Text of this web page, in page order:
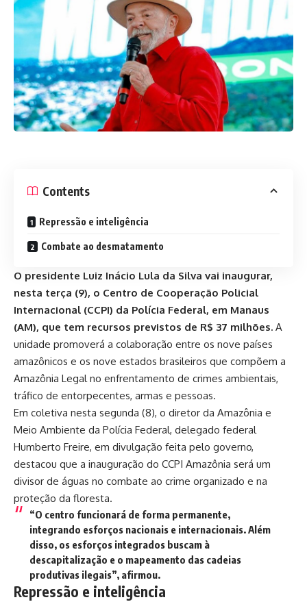
Contents
Repressão e inteligência
Combate ao desmatamento
O presidente Luiz Inácio Lula da Silva vai inaugurar,
nesta terça (9), o Centro de Cooperação Policial
Internacional (CCPI) da Polícia Federal, em Manaus
(AM), que tem recursos previstos de R$ 37 milhões. A
unidade promoverá a colaboração entre os nove países
amazônicos e os nove estados brasileiros que compõem a
Amazônia Legal no enfrentamento de crimes ambientais,
tráfico de entorpecentes, armas e pessoas.
Em coletiva nesta segunda (8), o diretor da Amazônia e
Meio Ambiente da Polícia Federal, delegado federal
Humberto Freire, em divulgação feita pelo governo,
destacou que a inauguração do CCPI Amazônia será um
divisor de águas no combate ao crime organizado e na
proteção da floresta.
“O centro funcionará de forma permanente,
integrando esforços nacionais e internacionais. Além
disso, os esforços integrados buscam à
descapitalização e o mapeamento das cadeias
produtivas ilegais”, afirmou.
Repressão e inteligência